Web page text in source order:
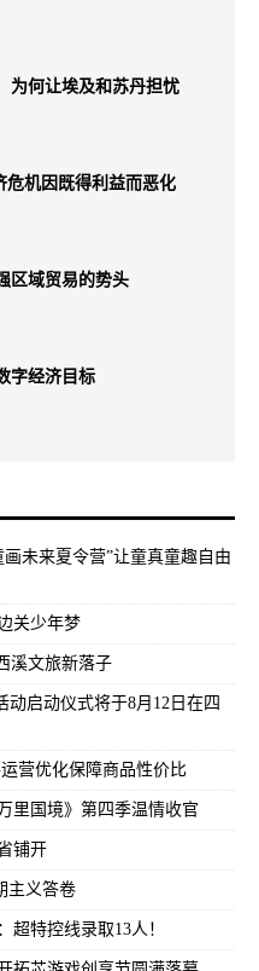
为何让埃及和苏丹担忧
危机因既得利益而恶化
区域贸易的势头
字经济目标
未来夏令营”让童真童趣自由
关少年梦
溪文旅新落子
动启动仪式将于8月12日在四
营优化保障商品性价比
里国境》第四季温情收官
铺开
主义答卷
超特控线录取13人！